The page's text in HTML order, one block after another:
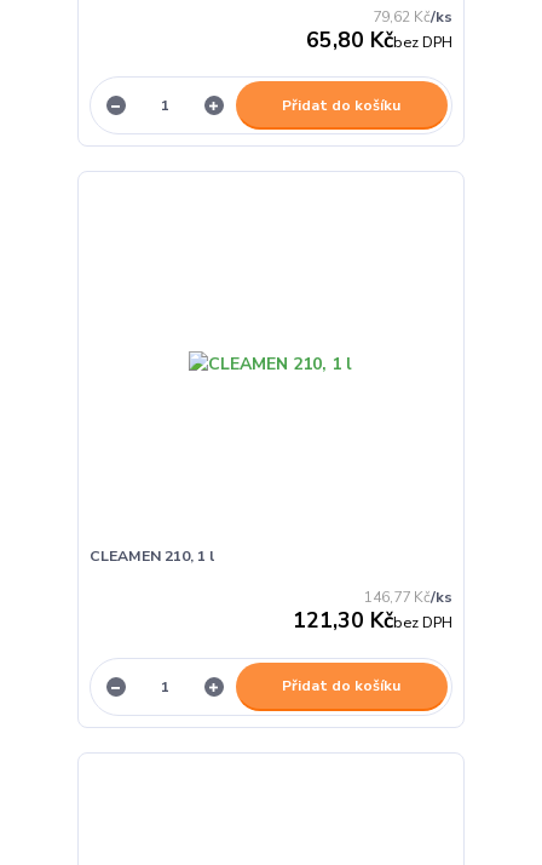
79,62 Kč/ks
65,80 Kčbez DPH
Přidat do košíku
CLEAMEN 210, 1 l
146,77 Kč/ks
121,30 Kčbez DPH
Přidat do košíku